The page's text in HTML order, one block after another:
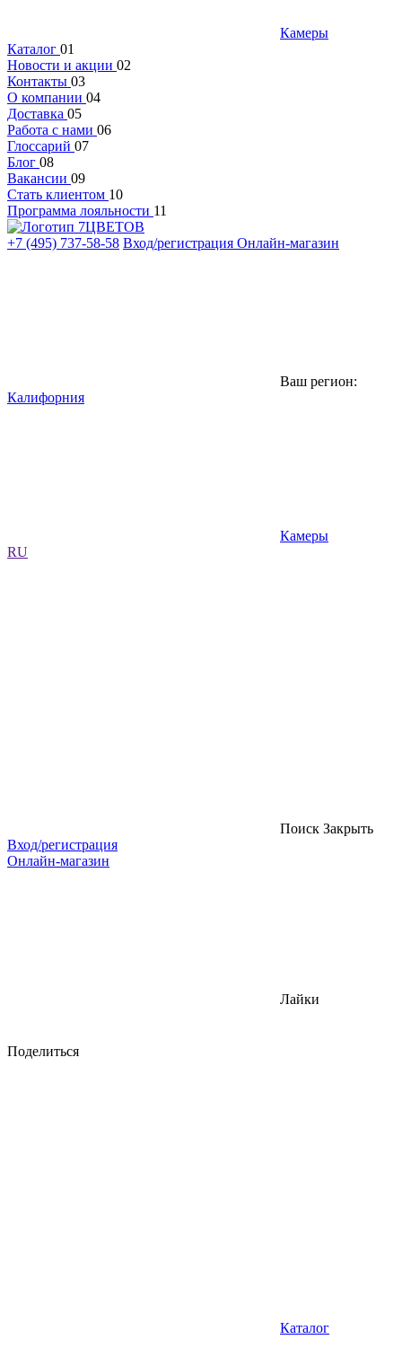
Камеры
Каталог 01
Новости и акции 02
Контакты 03
О компании 04
Доставка 05
Работа с нами 06
Глоссарий 07
Блог 08
Вакансии 09
Стать клиентом 10
Программа лояльности 11
+7 (495) 737-58-58 Вход/регистрация Онлайн-магазин
Ваш регион:
Калифорния
Камеры
RU
Поиск Закрыть
Вход/регистрация
Онлайн-магазин
Лайки
Поделиться
Каталог